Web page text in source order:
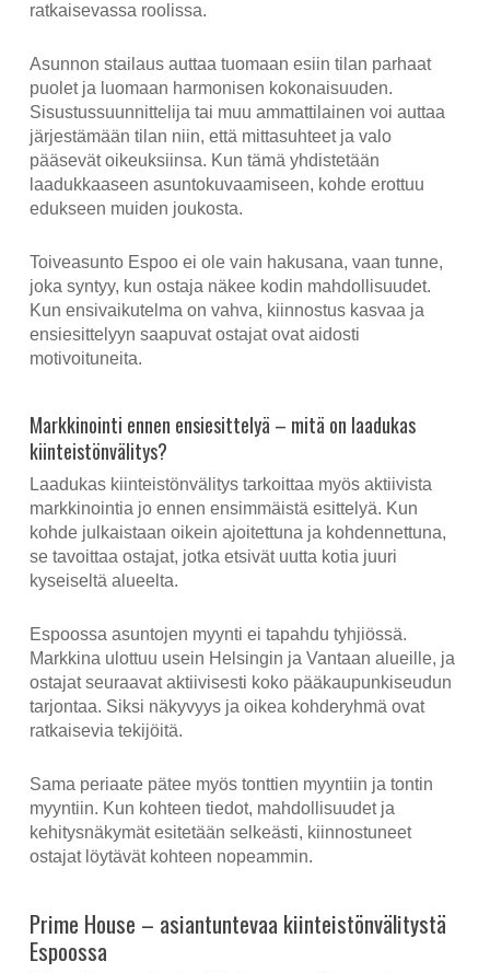
ratkaisevassa roolissa.
Asunnon stailaus auttaa tuomaan esiin tilan parhaat
puolet ja luomaan harmonisen kokonaisuuden.
Sisustussuunnittelija tai muu ammattilainen voi auttaa
järjestämään tilan niin, että mittasuhteet ja valo
pääsevät oikeuksiinsa. Kun tämä yhdistetään
laadukkaaseen asuntokuvaamiseen, kohde erottuu
edukseen muiden joukosta.
Toiveasunto Espoo ei ole vain hakusana, vaan tunne,
joka syntyy, kun ostaja näkee kodin mahdollisuudet.
Kun ensivaikutelma on vahva, kiinnostus kasvaa ja
ensiesittelyyn saapuvat ostajat ovat aidosti
motivoituneita.
Markkinointi ennen ensiesittelyä – mitä on laadukas
kiinteistönvälitys?
Laadukas kiinteistönvälitys tarkoittaa myös aktiivista
markkinointia jo ennen ensimmäistä esittelyä. Kun
kohde julkaistaan oikein ajoitettuna ja kohdennettuna,
se tavoittaa ostajat, jotka etsivät uutta kotia juuri
kyseiseltä alueelta.
Espoossa asuntojen myynti ei tapahdu tyhjiössä.
Markkina ulottuu usein Helsingin ja Vantaan alueille, ja
ostajat seuraavat aktiivisesti koko pääkaupunkiseudun
tarjontaa. Siksi näkyvyys ja oikea kohderyhmä ovat
ratkaisevia tekijöitä.
Sama periaate pätee myös tonttien myyntiin ja tontin
myyntiin. Kun kohteen tiedot, mahdollisuudet ja
kehitysnäkymät esitetään selkeästi, kiinnostuneet
ostajat löytävät kohteen nopeammin.
Prime House – asiantuntevaa kiinteistönvälitystä
Espoossa